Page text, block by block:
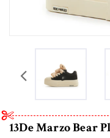
13De Marzo Bear